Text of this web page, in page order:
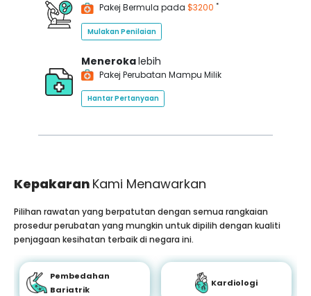
Pakej Bermula pada $3200 *
Mulakan Penilaian
Menerokalebih
Pakej Perubatan Mampu Milik
Hantar Pertanyaan
Kepakaran Kami Menawarkan
Pilihan rawatan yang berpatutan dengan semua rangkaian
prosedur perubatan yang mungkin untuk dipilih dengan kualiti
penjagaan kesihatan terbaik di negara ini.
Pembedahan
Bariatrik
Kardiologi